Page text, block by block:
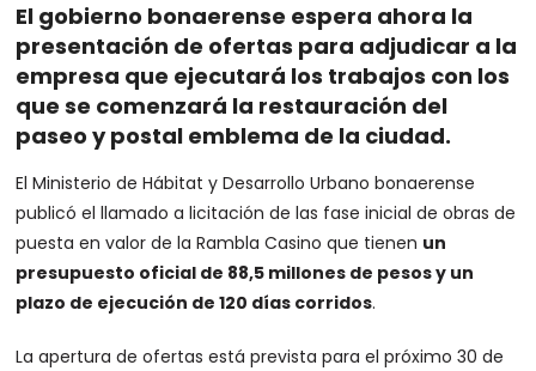
El gobierno bonaerense espera ahora la
presentación de ofertas para adjudicar a la
empresa que ejecutará los trabajos con los
que se comenzará la restauración del
paseo y postal emblema de la ciudad.
El Ministerio de Hábitat y Desarrollo Urbano bonaerense
publicó el llamado a licitación de las fase inicial de obras de
puesta en valor de la Rambla Casino que tienen un
presupuesto oficial de 88,5 millones de pesos y un
plazo de ejecución de 120 días corridos.
La apertura de ofertas está prevista para el próximo 30 de